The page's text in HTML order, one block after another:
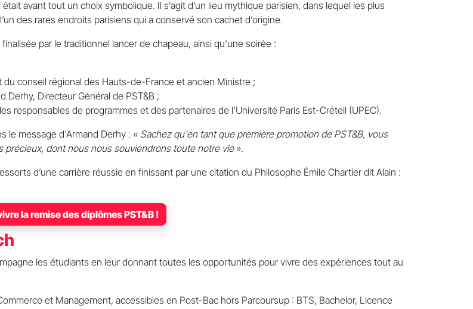
avant tout un choix symbolique. Il s’agit d’un lieu mythique parisien, dans lequel les plus
des rares endroits parisiens qui a conservé son cachet d’origine.
par le traditionnel lancer de chapeau, ainsi qu'une soirée :
conseil régional des Hauts-de-France et ancien Ministre ;
Directeur Général de PST&B ;
responsables de programmes et des partenaires de l'Université Paris Est-Créteil (UPEC).
le message d'Armand Derhy : « Sachez qu'en tant que première promotion de PST&B, vous
précieux, dont nous nous souviendrons toute notre vie».
d’une carrière réussie en finissant par une citation du Philosophe Émile Chartier dit Alain :
la remise des diplômes PST&B !
les étudiants en leur donnant toutes les opportunités pour vivre des expériences tout au
et Management, accessibles en Post-Bac hors Parcoursup : BTS, Bachelor, Licence